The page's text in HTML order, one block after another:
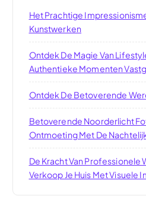
Het Prachtige
Kunstwerken
Ontdek De Magie Van
Authentieke Momenten
Ontdek De Betoverende
Betoverende Noorderlicht
Ontmoeting Met De
De Kracht Van
Verkoop Je Huis Met Visuele